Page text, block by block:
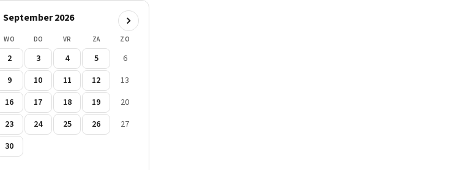
September 2026
WO DO VR ZA ZO
2 3 4 5
6
9 10 11 12
13
16 17 18 19
20
23 24 25 26
27
30